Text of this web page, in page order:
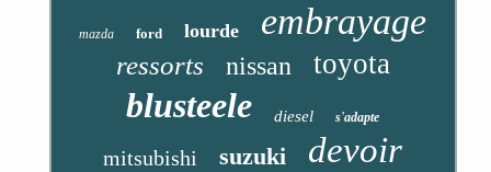
mazda ford lourde embrayage
ressorts nissan toyota
blusteele diesel s'adapte
mitsubishi suzuki devoir